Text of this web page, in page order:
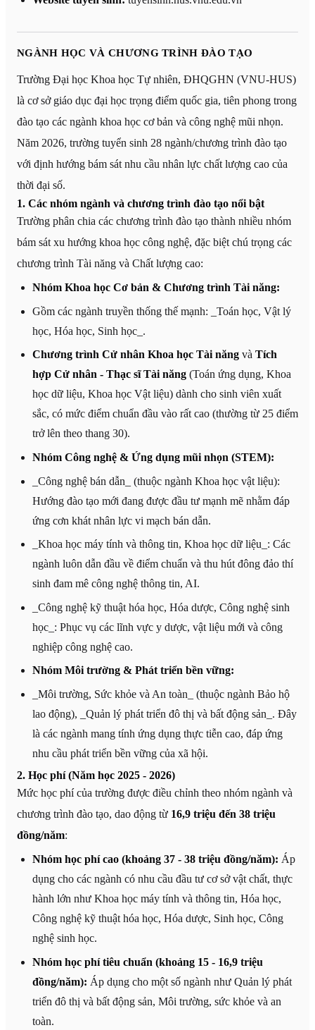
NGÀNH HỌC VÀ CHƯƠNG TRÌNH ĐÀO TẠO
Trường Đại học Khoa học Tự nhiên, ĐHQGHN (VNU-HUS)
là cơ sở giáo dục đại học trọng điểm quốc gia, tiên phong trong
đào tạo các ngành khoa học cơ bản và công nghệ mũi nhọn.
Năm 2026, trường tuyển sinh 28 ngành/chương trình đào tạo
với định hướng bám sát nhu cầu nhân lực chất lượng cao của
thời đại số.
1. Các nhóm ngành và chương trình đào tạo nổi bật
Trường phân chia các chương trình đào tạo thành nhiều nhóm
bám sát xu hướng khoa học công nghệ, đặc biệt chú trọng các
chương trình Tài năng và Chất lượng cao:
Nhóm Khoa học Cơ bản & Chương trình Tài năng:
Gồm các ngành truyền thống thế mạnh: _Toán học, Vật lý
học, Hóa học, Sinh học_.
Chương trình Cử nhân Khoa học Tài năngvà Tích
hợp Cử nhân - Thạc sĩ Tài năng(Toán ứng dụng, Khoa
học dữ liệu, Khoa học Vật liệu) dành cho sinh viên xuất
sắc, có mức điểm chuẩn đầu vào rất cao (thường từ 25 điểm
trở lên theo thang 30).
Nhóm Công nghệ & Ứng dụng mũi nhọn (STEM):
_Công nghệ bán dẫn_ (thuộc ngành Khoa học vật liệu):
Hướng đào tạo mới đang được đầu tư mạnh mẽ nhằm đáp
ứng cơn khát nhân lực vi mạch bán dẫn.
_Khoa học máy tính và thông tin, Khoa học dữ liệu_: Các
ngành luôn dẫn đầu về điểm chuẩn và thu hút đông đảo thí
sinh đam mê công nghệ thông tin, AI.
_Công nghệ kỹ thuật hóa học, Hóa dược, Công nghệ sinh
học_: Phục vụ các lĩnh vực y dược, vật liệu mới và công
nghiệp công nghệ cao.
Nhóm Môi trường & Phát triển bền vững:
_Môi trường, Sức khỏe và An toàn_ (thuộc ngành Bảo hộ
lao động), _Quản lý phát triển đô thị và bất động sản_. Đây
là các ngành mang tính ứng dụng thực tiễn cao, đáp ứng
nhu cầu phát triển bền vững của xã hội.
2. Học phí (Năm học 2025 - 2026)
Mức học phí của trường được điều chỉnh theo nhóm ngành và
chương trình đào tạo, dao động từ 16,9 triệu đến 38 triệu
đồng/năm:
Nhóm học phí cao (khoảng 37 - 38 triệu đồng/năm): Áp
dụng cho các ngành có nhu cầu đầu tư cơ sở vật chất, thực
hành lớn như Khoa học máy tính và thông tin, Hóa học,
Công nghệ kỹ thuật hóa học, Hóa dược, Sinh học, Công
nghệ sinh học.
Nhóm học phí tiêu chuẩn (khoảng 15 - 16,9 triệu
đồng/năm): Áp dụng cho một số ngành như Quản lý phát
triển đô thị và bất động sản, Môi trường, sức khỏe và an
toàn.